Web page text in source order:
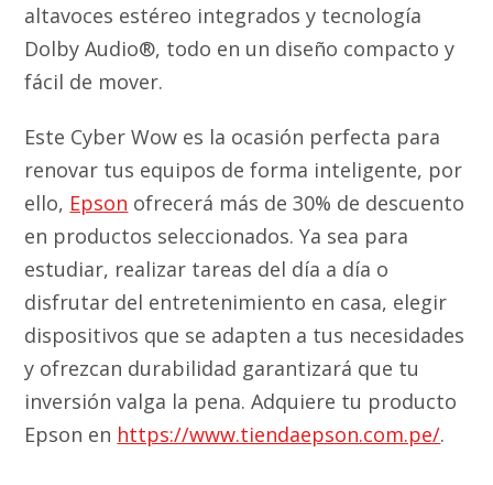
altavoces estéreo integrados y tecnología
Dolby Audio®, todo en un diseño compacto y
fácil de mover.
Este Cyber Wow es la ocasión perfecta para
renovar tus equipos de forma inteligente, por
ello, Epson ofrecerá más de 30% de descuento
en productos seleccionados. Ya sea para
estudiar, realizar tareas del día a día o
disfrutar del entretenimiento en casa, elegir
dispositivos que se adapten a tus necesidades
y ofrezcan durabilidad garantizará que tu
inversión valga la pena. Adquiere tu producto
Epson en https://www.tiendaepson.com.pe/.